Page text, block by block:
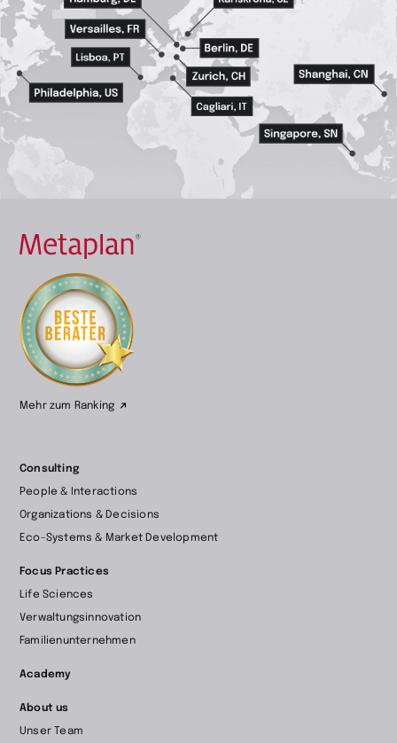
Startseite
wechseln
Mehr zum Ranking
Consulting
People & Interactions
Organizations & Decisions
Eco-Systems & Market Development
Focus Practices
Life Sciences
Verwaltungsinnovation
Familienunternehmen
Academy
About us
Unser Team